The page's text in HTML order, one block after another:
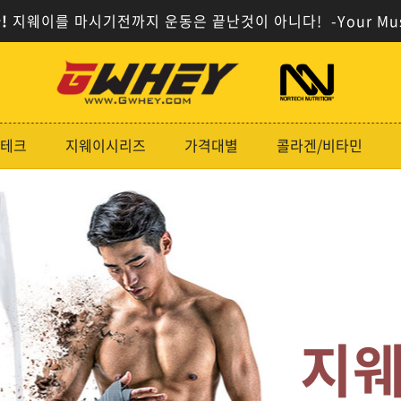
지웨이를 마시기전까지 운동은 끝난것이 아니다! -Your
사
이
고
사
이
로
고
크 지웨이시리즈 가격대별 콜라겐/비타민
지
지